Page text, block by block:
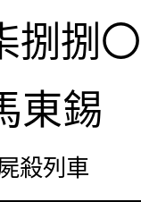
捌捌〇
東錫
殺列車